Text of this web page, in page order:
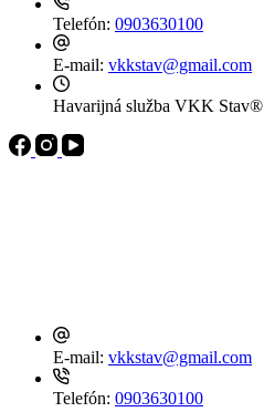
Telefón: 0903630100
E-mail: vkkstav@gmail.com
Havarijná služba VKK Stav®
E-mail: vkkstav@gmail.com
Telefón: 0903630100